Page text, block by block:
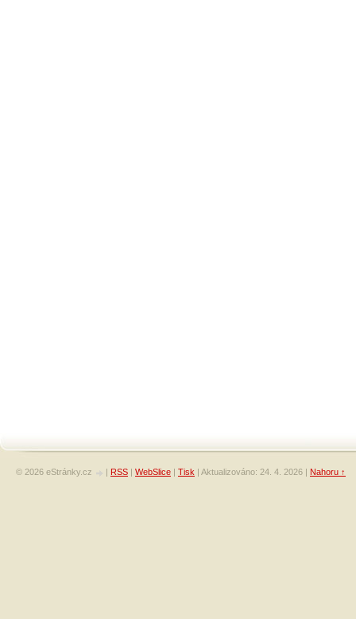
© 2026 eStránky.cz | RSS | WebSlice | Tisk | Aktualizováno: 24. 4. 2026 | Nahoru ↑